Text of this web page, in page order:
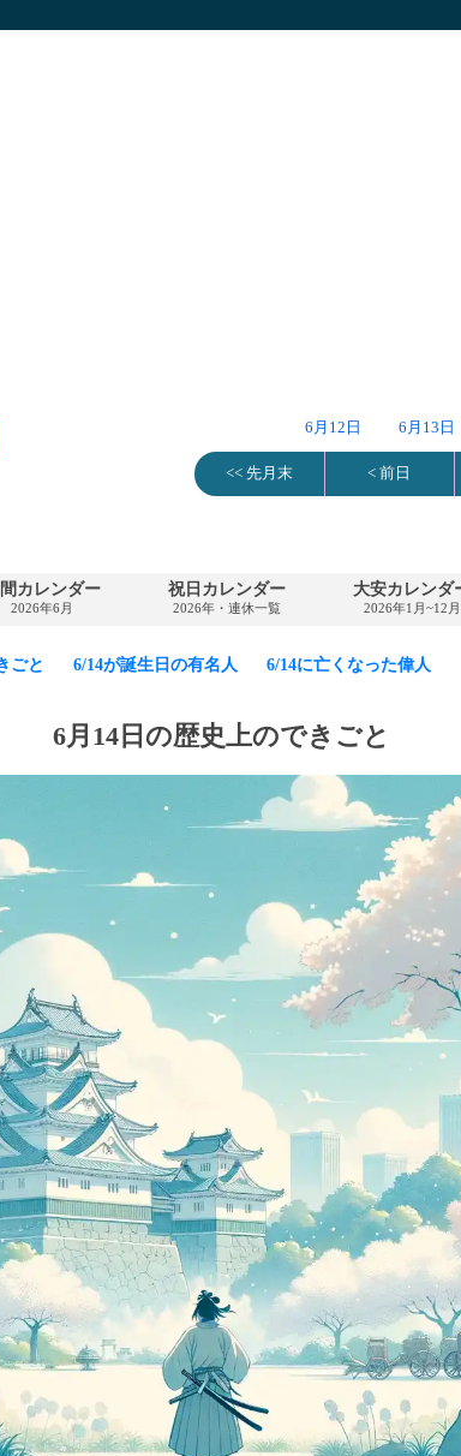
6月12日 6月13日
<< 先月末 < 前日
カレンダー
2026年6月
祝日カレンダー
2026年・連休一覧
大安カレンダ
2026年1月~12月
ごと 6/14が誕生日の有名人 6/14に亡くなった偉人
6月14日の歴史上のできごと